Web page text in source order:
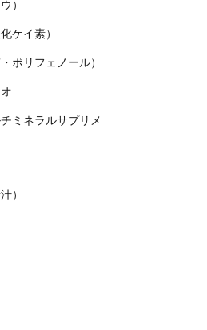
）
ケイ素）
ポリフェノール）
ミネラルサプリメ
）